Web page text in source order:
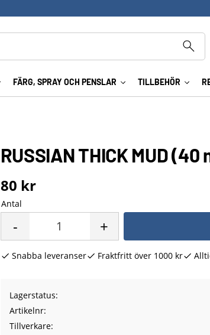
FÄRG, SPRAY OCH PENSLAR TILLBEHÖR
RUSSIAN THICK MUD (40
80 kr
Antal
+
-
Snabba leveranser Fraktfritt över 1000 kr
Lagerstatus
Artikelnr
Tillverkare